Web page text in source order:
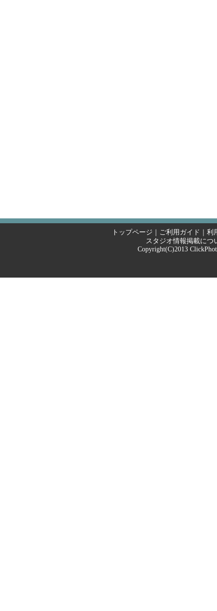
トップページ ｜ ご利用ガイド ｜ 利
スタジオ情報掲載につ
Copyright(C)2013